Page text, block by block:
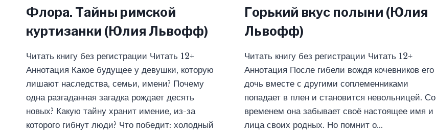
Флора. Тайны римской
куртизанки (Юлия Львофф)
Читать книгу без регистрации Читать 12+
Аннотация Какое будущее у девушки, которую
лишают наследства, семьи, имени? Почему
одна разгаданная загадка рождает десять
новых? Какую тайну хранит имение, из-за
которого гибнут люди? Что победит: холодный
Горький вкус полыни (Юлия
Львофф)
Читать книгу без регистрации Читать 12+
Аннотация После гибели вождя кочевников его
дочь вместе с другими соплеменниками
попадает в плен и становится невольницей. Со
временем она забывает своё настоящее имя и
лица своих родных. Но помнит о…